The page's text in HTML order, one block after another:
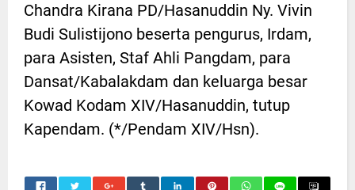
Chandra Kirana PD/Hasanuddin Ny. Vivin
Budi Sulistijono beserta pengurus, Irdam,
para Asisten, Staf Ahli Pangdam, para
Dansat/Kabalakdam dan keluarga besar
Kowad Kodam XIV/Hasanuddin, tutup
Kapendam. (*/Pendam XIV/Hsn).